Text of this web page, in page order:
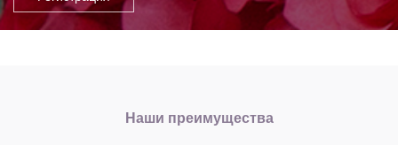
Наши преимущества